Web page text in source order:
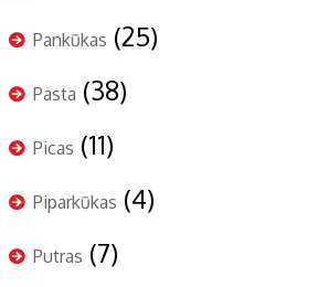
Pankūkas (25)
Pasta (38)
Picas (11)
Piparkūkas (4)
Putras (7)